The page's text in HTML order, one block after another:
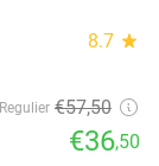
8.7 star
Regulier €57,50
€36,50